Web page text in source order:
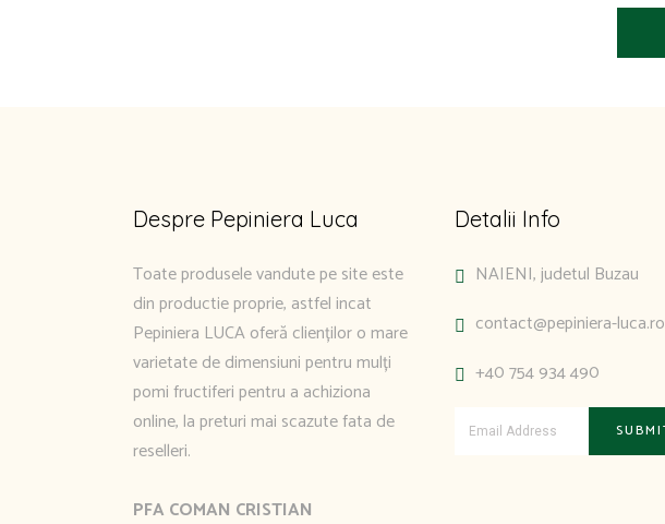
Despre Pepiniera Luca
Toate produsele vandute pe site este
din productie proprie, astfel incat
Pepiniera LUCA oferă clienților o mare
varietate de dimensiuni pentru mulți
pomi fructiferi pentru a achiziona
online, la preturi mai scazute fata de
reselleri.
PFA COMAN CRISTIAN
Detalii Info
NAIENI, judetul Buzau
contact@pepiniera-luca.ro
+40 754 934 490